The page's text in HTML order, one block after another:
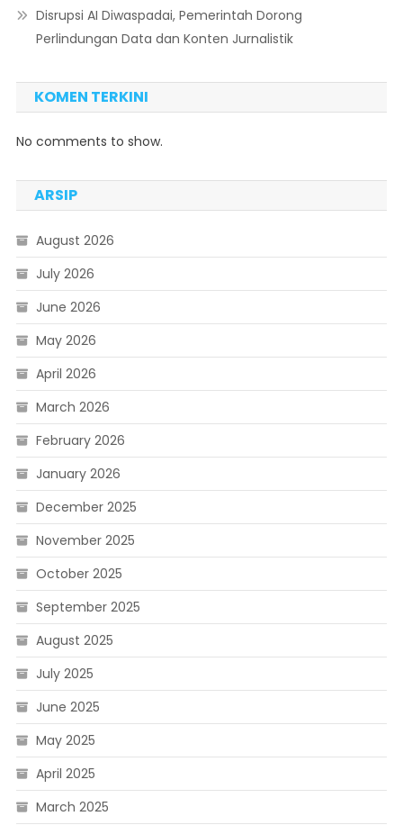
Disrupsi AI Diwaspadai, Pemerintah Dorong
Perlindungan Data dan Konten Jurnalistik
KOMEN TERKINI
No comments to show.
ARSIP
August 2026
July 2026
June 2026
May 2026
April 2026
March 2026
February 2026
January 2026
December 2025
November 2025
October 2025
September 2025
August 2025
July 2025
June 2025
May 2025
April 2025
March 2025